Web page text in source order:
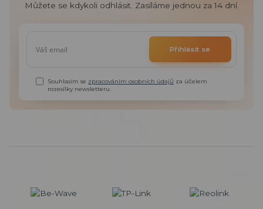
Můžete se kdykoli odhlásit. Zasíláme jednou za 14 dní.
Přihlásit se
Souhlasím se zpracováním osobních údajů za účelem
rozesílky newsletteru.